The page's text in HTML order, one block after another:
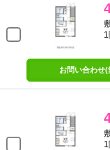
お問い合わせ(